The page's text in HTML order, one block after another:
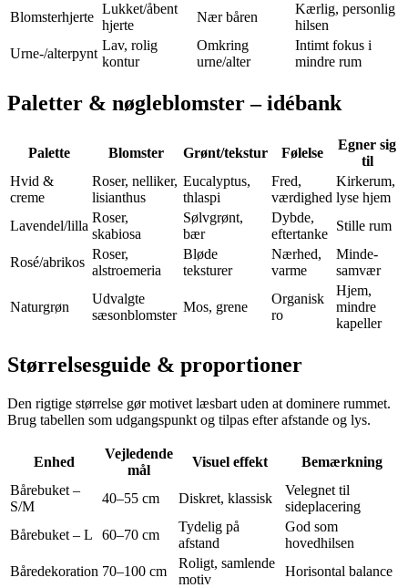
Blomsterhjerte
Lukket/åbent
hjerte
Nær båren
Kærlig, personlig
hilsen
Urne-/alterpynt
Lav, rolig
kontur
Omkring
urne/alter
Intimt fokus i
mindre rum
Paletter & nøgleblomster – idébank
Palette Blomster Grønt/tekstur Følelse
Egner sig
til
Hvid &
creme
Roser, nelliker,
lisianthus
Eucalyptus,
thlaspi
Fred,
værdighed
Kirkerum,
lyse hjem
Lavendel/lilla
Roser,
skabiosa
Sølvgrønt,
bær
Dybde,
eftertanke
Stille rum
Rosé/abrikos
Roser,
alstroemeria
Bløde
teksturer
Nærhed,
varme
Minde-
samvær
Naturgrøn
Udvalgte
sæsonblomster
Mos, grene
Organisk
ro
Hjem,
mindre
kapeller
Størrelsesguide & proportioner
Den rigtige størrelse gør motivet læsbart uden at dominere rummet.
Brug tabellen som udgangspunkt og tilpas efter afstande og lys.
Enhed
Vejledende
mål
Visuel effekt
Bemærkning
Bårebuket –
S/M
40–55 cm Diskret, klassisk
Velegnet til
sideplacering
Bårebuket – L
60–70 cm
Tydelig på
afstand
God som
hovedhilsen
Båredekoration 70–100 cm
Roligt, samlende
motiv
Horisontal balance